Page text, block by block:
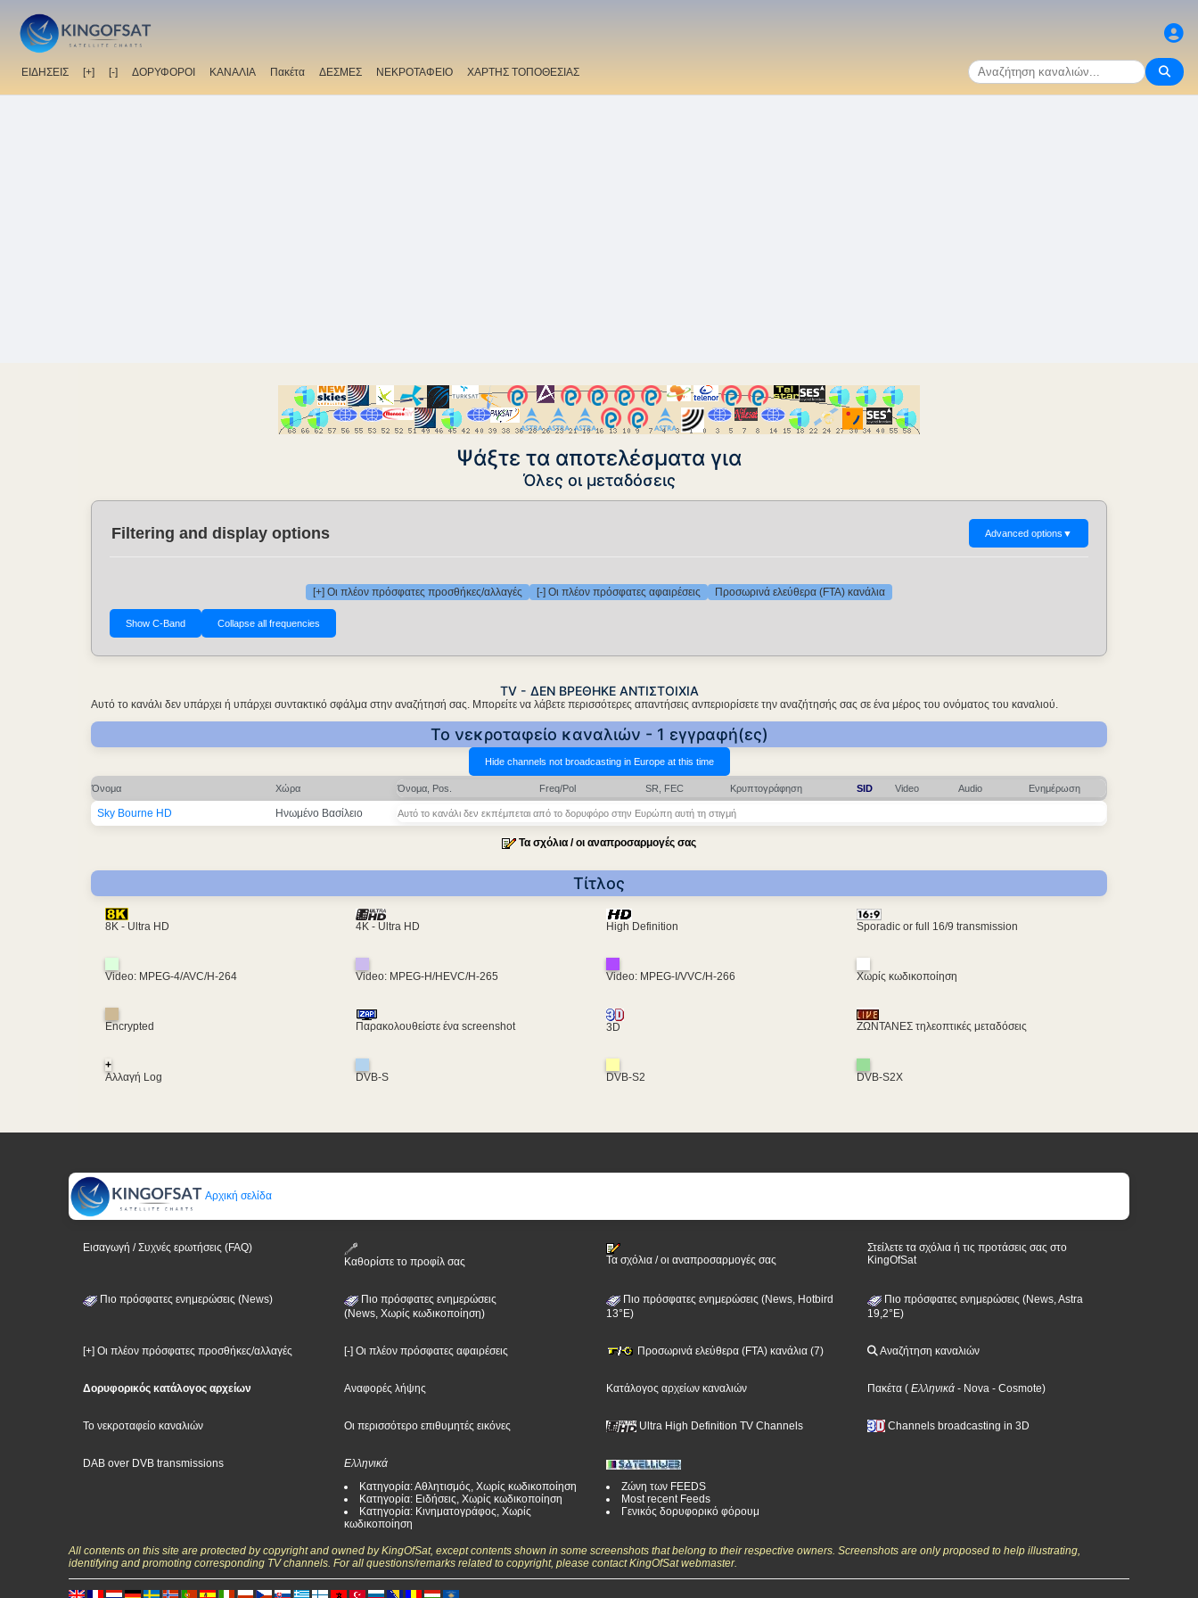
ΕΙΔΗΣΕΙΣ [+] [-] ΔΟΡΥΦΟΡΟΙ ΚΑΝΑΛΙΑ Πακέτα ΔΕΣΜΕΣ ΝΕΚΡΟΤΑΦΕΙΟ ΧΑΡΤΗΣ ΤΟΠΟΘΕΣΙΑΣ
Ψάξτε τα αποτελέσματα για
Όλες οι μεταδόσεις
Filtering and display options Advanced options ▼
[+] Οι πλέον πρόσφατες προσθήκες/αλλαγές [-] Οι πλέον πρόσφατες αφαιρέσεις Προσωρινά ελεύθερα (FTA) κανάλια
TV - ΔΕΝ ΒΡΕΘΗΚΕ ΑΝΤΙΣΤΟΙΧΙΑ
Αυτό το κανάλι δεν υπάρχει ή υπάρχει συντακτικό σφάλμα στην αναζήτησή σας. Μπορείτε να λάβετε περισσότερες απαντήσεις ανπεριορίσετε την αναζήτησής σας σε ένα μέρος του ονόματος του καναλιού.
Το νεκροταφείο καναλιών - 1 εγγραφή(ες)
Όνομα Χώρα Όνομα, Pos. Freq/Pol SR, FEC Κρυπτογράφηση SID Video Audio Ενημέρωση
Sky Bourne HD Ηνωμένο Βασίλειο Αυτό το κανάλι δεν εκπέμπεται από το δορυφόρο στην Ευρώπη αυτή τη στιγμή
Τα σχόλια / οι αναπροσαρμογές σας
Τίτλος
8K - Ultra HD 4K - Ultra HD High Definition Sporadic or full 16/9 transmission
Video: MPEG-4/AVC/H-264 Video: MPEG-H/HEVC/H-265 Video: MPEG-I/VVC/H-266 Χωρίς κωδικοποίηση
Encrypted Παρακολουθείστε ένα screenshot 3D ΖΩΝΤΑΝΕΣ τηλεοπτικές μεταδόσεις
+
Αλλαγή Log
DVB-S DVB-S2 DVB-S2X
Αρχική σελίδα
Εισαγωγή / Συχνές ερωτήσεις (FAQ)
Καθορίστε το προφίλ σας
Τα σχόλια / οι αναπροσαρμογές σας
Στείλετε τα σχόλια ή τις προτάσεις σας στο
KingOfSat
Πιο πρόσφατες ενημερώσεις (News)
Πιο πρόσφατες ενημερώσεις
(News, Χωρίς κωδικοποίηση)
Πιο πρόσφατες ενημερώσεις (News, Hotbird
13°E)
Πιο πρόσφατες ενημερώσεις (News, Astra
19,2°E)
[+] Οι πλέον πρόσφατες προσθήκες/αλλαγές [-] Οι πλέον πρόσφατες αφαιρέσεις Προσωρινά ελεύθερα (FTA) κανάλια (7) Αναζήτηση καναλιών
Δορυφορικός κατάλογος αρχείων Αναφορές λήψης Κατάλογος αρχείων καναλιών Πακέτα ( Ελληνικά - Nova - Cosmote)
Το νεκροταφείο καναλιών Οι περισσότερο επιθυμητές εικόνες Ultra High Definition TV Channels Channels broadcasting in 3D
DAB over DVB transmissions
Ελληνικά
Κατηγορία: Αθλητισμός, Χωρίς κωδικοποίηση
Κατηγορία: Ειδήσεις, Χωρίς κωδικοποίηση
Κατηγορία: Κινηματογράφος, Χωρίς
κωδικοποίηση
Ζώνη των FEEDS
Most recent Feeds
Γενικός δορυφορικό φόρουμ
All contents on this site are protected by copyright and owned by KingOfSat, except contents shown in some screenshots that belong to their respective owners. Screenshots are only proposed to help illustrating,
identifying and promoting corresponding TV channels. For all questions/remarks related to copyright, please contact KingOfSat webmaster.